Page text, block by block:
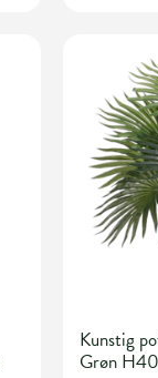
Kunstig
Grøn